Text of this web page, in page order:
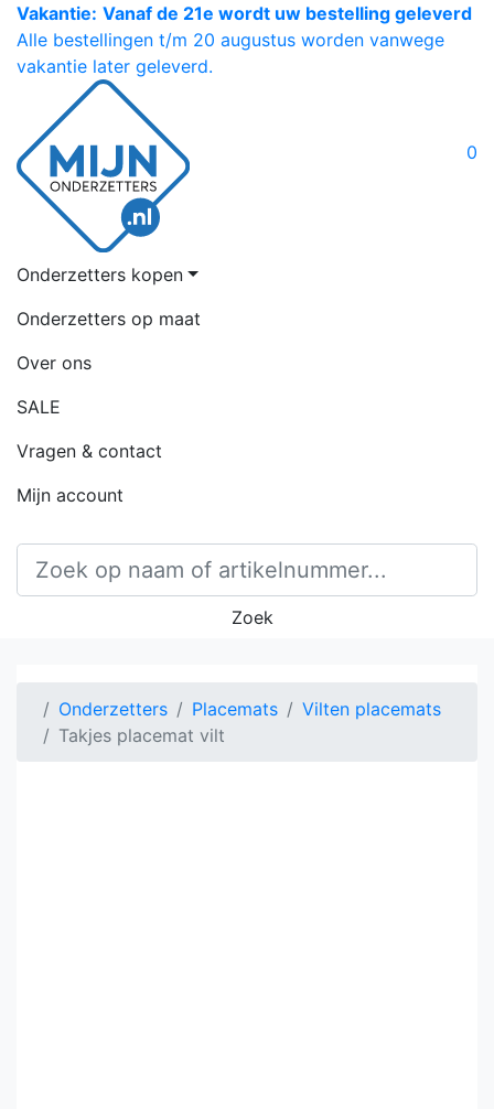
Vakantie: Vanaf de 21e wordt uw bestelling geleverd
Alle bestellingen t/m 20 augustus worden vanwege
vakantie later geleverd.
0
Onderzetters kopen
Onderzetters op maat
Over ons
SALE
Vragen & contact
Mijn account
Zoek
Onderzetters Placemats
Vilten placemats
Takjes placemat vilt